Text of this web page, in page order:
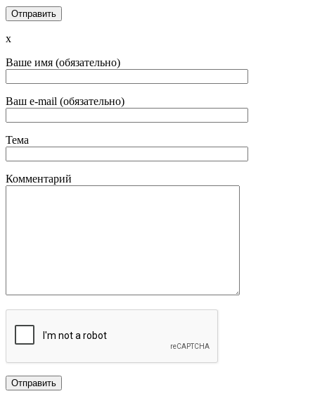
x
Ваше имя (обязательно)
Ваш e-mail (обязательно)
Тема
Комментарий